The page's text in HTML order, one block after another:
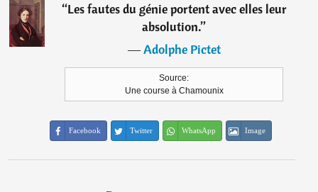
“Les fautes du génie portent avec elles leur
absolution.”
―Adolphe Pictet
Source:
Une course à Chamounix
Facebook Twitter WhatsApp Image